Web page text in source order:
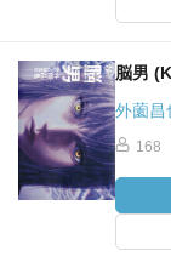
脳男
外薗昌
168